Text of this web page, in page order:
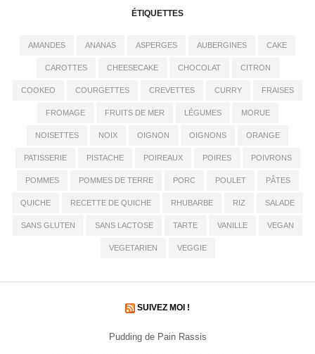
ÉTIQUETTES
AMANDES ANANAS ASPERGES AUBERGINES CAKE
CAROTTES CHEESECAKE CHOCOLAT CITRON
COOKEO COURGETTES CREVETTES CURRY FRAISES
FROMAGE FRUITS DE MER LÉGUMES MORUE
NOISETTES NOIX OIGNON OIGNONS ORANGE
PATISSERIE PISTACHE POIREAUX POIRES POIVRONS
POMMES POMMES DE TERRE PORC POULET PÂTES
QUICHE RECETTE DE QUICHE RHUBARBE RIZ SALADE
SANS GLUTEN SANS LACTOSE TARTE VANILLE VEGAN
VEGETARIEN VEGGIE
SUIVEZ MOI !
Pudding de Pain Rassis